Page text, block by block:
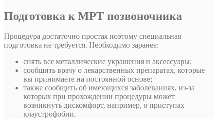
Подготовка к МРТ позвоночника
Процедура достаточно простая поэтому специальная
подготовка не требуется. Необходимо заранее:
снять все металлические украшения и аксессуары;
сообщить врачу о лекарственных препаратах, которые
вы принимаете на постоянной основе;
также сообщить об имеющихся заболеваниях, из-за
которых при прохождении процедуры может
возникнуть дискомфорт, например, о приступах
клаустрофобии.